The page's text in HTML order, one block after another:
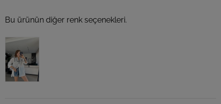
Bu ürünün diğer renk seçenekleri.
Tükendi